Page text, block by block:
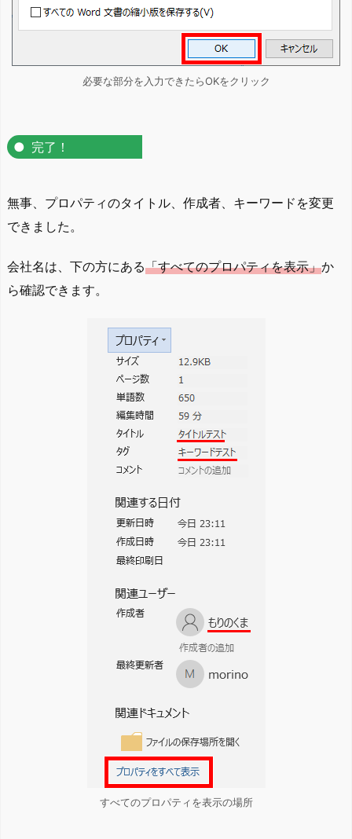
必要な部分を入力できたらOKをクリック
完了！
無事、プロパティのタイトル、作成者、キーワードを変更
できました。
会社名は、下の方にある「すべてのプロパティを表示」か
ら確認できます。
すべてのプロパティを表示の場所